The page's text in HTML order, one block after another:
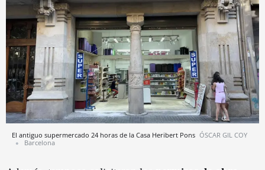
El antiguo supermercado 24 horas de la Casa Heribert Pons ÓSCAR GIL COY
Barcelona